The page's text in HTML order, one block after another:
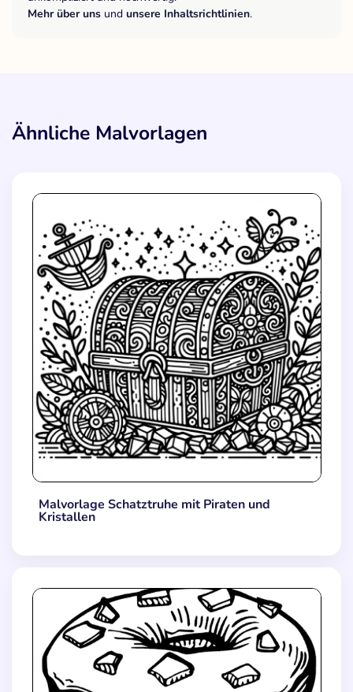
Mehr über uns und unsere Inhaltsrichtlinien.
Ähnliche Malvorlagen
Malvorlage Schatztruhe mit Piraten und
Kristallen